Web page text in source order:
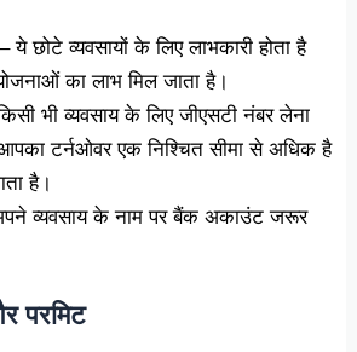
छोटे व्यवसायों के लिए लाभकारी होता है
का लाभ मिल जाता है।
भी व्यवसाय के लिए जीएसटी नंबर लेना
टर्नओवर एक निश्चित सीमा से अधिक है
है।
व्यवसाय के नाम पर बैंक अकाउंट जरूर
परमिट